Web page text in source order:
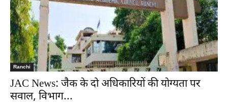
Ranchi
JAC News: जैक के दो अधिकारियों की योग्यता पर
सवाल, विभाग...